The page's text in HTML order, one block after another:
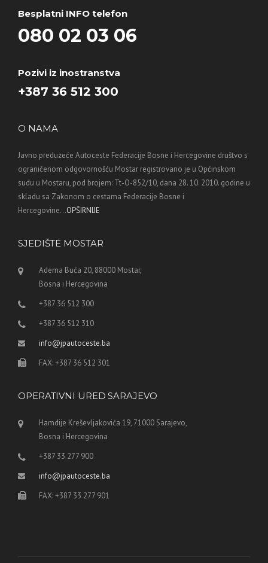
Besplatni INFO telefon
080 02 03 06
Pozivi iz inostranstva
+387 36 512 300
O NAMA
Javno preduzeće Autoceste Federacije Bosne i Hercegovine društvo s
ograničenom odgovornošću Mostar registrovano je u Općinskom
sudu u Mostaru, pod brojem: Tt-O-852/10, dana 28. 10. 2010. godine u
skladu sa Zakonom o cestama Federacije Bosne i
Hercegovine...OPŠIRNIJE
SJEDIŠTE MOSTAR
Adema Buća 20, 88000 Mostar,
Bosna i Hercegovina
+387 36 512 300
+387 36 512 310
info@jpautoceste.ba
FAX: +387 36 512 301
OPERATIVNI URED SARAJEVO
Hamdije Kreševljakovića 19, 71000 Sarajevo,
Bosna i Hercegovina
+387 33 277 900
info@jpautoceste.ba
FAX: +387 33 277 901